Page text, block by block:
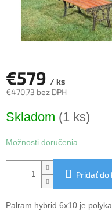
€579 / ks
€470,73 bez DPH
cena:
Skladom (1 ks)
Možnosti doručenia
Pridať do
Palram hybrid 6x10 je